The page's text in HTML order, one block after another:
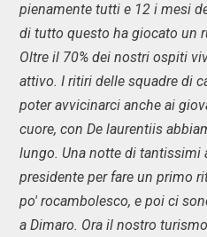
pienamente tutti e 12 i mesi
di tutto questo ha giocato un
Oltre il 70% dei nostri ospiti
attivo. I ritiri delle squadre di
poter avvicinarci anche ai
cuore, con De laurentiis
lungo. Una notte di
presidente per fare un primo
po' rocambolesco, e poi ci
a Dimaro. Ora il nostro